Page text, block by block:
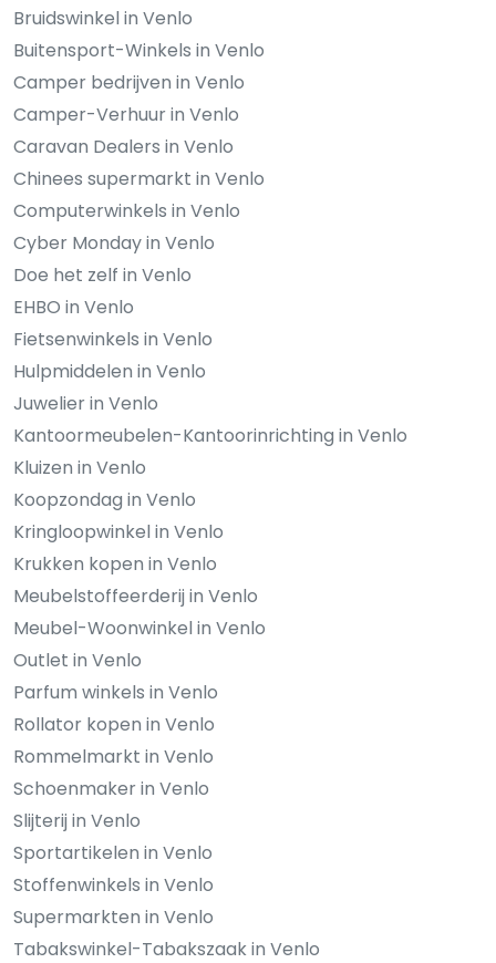
Bruidswinkel in Venlo
Buitensport-Winkels in Venlo
Camper bedrijven in Venlo
Camper-Verhuur in Venlo
Caravan Dealers in Venlo
Chinees supermarkt in Venlo
Computerwinkels in Venlo
Cyber Monday in Venlo
Doe het zelf in Venlo
EHBO in Venlo
Fietsenwinkels in Venlo
Hulpmiddelen in Venlo
Juwelier in Venlo
Kantoormeubelen-Kantoorinrichting in Venlo
Kluizen in Venlo
Koopzondag in Venlo
Kringloopwinkel in Venlo
Krukken kopen in Venlo
Meubelstoffeerderij in Venlo
Meubel-Woonwinkel in Venlo
Outlet in Venlo
Parfum winkels in Venlo
Rollator kopen in Venlo
Rommelmarkt in Venlo
Schoenmaker in Venlo
Slijterij in Venlo
Sportartikelen in Venlo
Stoffenwinkels in Venlo
Supermarkten in Venlo
Tabakswinkel-Tabakszaak in Venlo